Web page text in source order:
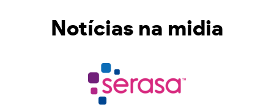
Notícias na midia